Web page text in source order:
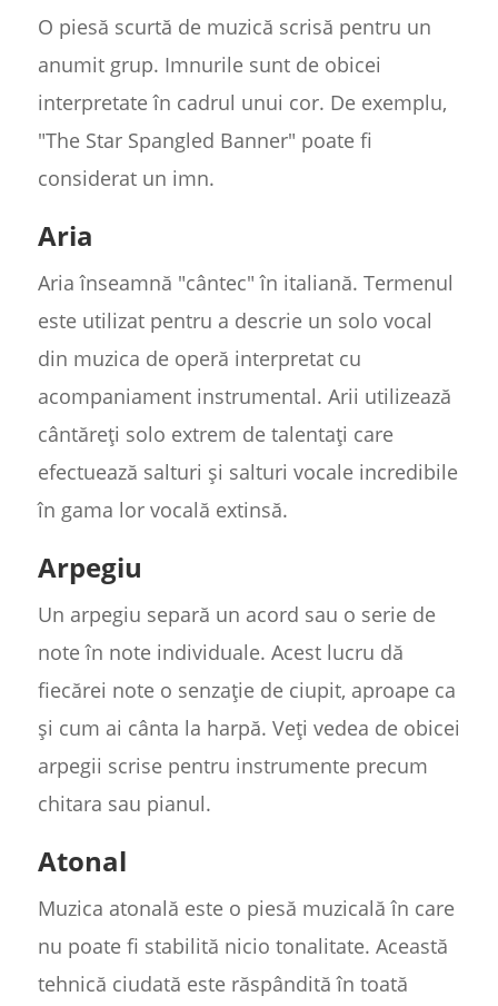
O piesă scurtă de muzică scrisă pentru un
anumit grup. Imnurile sunt de obicei
interpretate în cadrul unui cor. De exemplu,
"The Star Spangled Banner" poate fi
considerat un imn.
Aria
Aria înseamnă "cântec" în italiană. Termenul
este utilizat pentru a descrie un solo vocal
din muzica de operă interpretat cu
acompaniament instrumental. Arii utilizează
cântăreți solo extrem de talentați care
efectuează salturi și salturi vocale incredibile
în gama lor vocală extinsă.
Arpegiu
Un arpegiu separă un acord sau o serie de
note în note individuale. Acest lucru dă
fiecărei note o senzație de ciupit, aproape ca
și cum ai cânta la harpă. Veți vedea de obicei
arpegii scrise pentru instrumente precum
chitara sau pianul.
Atonal
Muzica atonală este o piesă muzicală în care
nu poate fi stabilită nicio tonalitate. Această
tehnică ciudată este răspândită în toată